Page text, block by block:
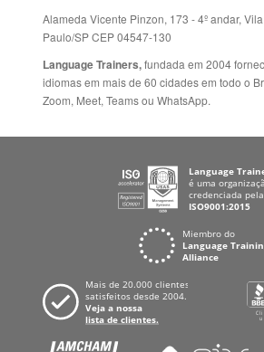
Paulo/SP CEP 04547-130
Language Trainers,fundada em 2004
idiomas em mais de 60 cidades em todo o
Zoom, Meet, Teams ou WhatsApp.